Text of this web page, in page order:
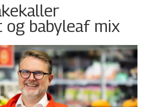
og babyleaf mix